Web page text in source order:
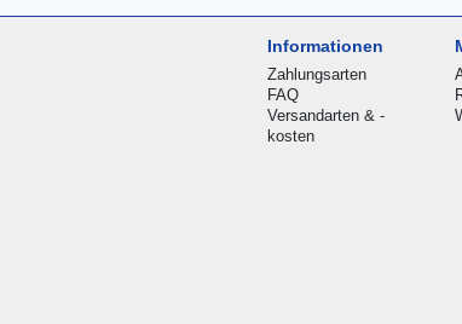
Informationen
Zahlungsarten
FAQ
Versandarten & -
kosten